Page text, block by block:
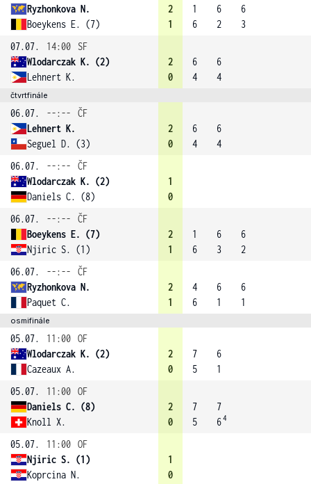
Ryzhonkova N.
Boeykens E. (7)
2
1
1
6
6
2
6
3
07.07.
14:00
SF
Wlodarczak K. (2)
Lehnert K.
2
0
6
4
6
4
čtvrtfinále
06.07. --:--
ČF
Lehnert K.
Seguel D. (3)
2
0
6
4
6
4
06.07.
--:--
ČF
Wlodarczak K. (2)
Daniels C. (8)
1
0
06.07.
--:--
ČF
Boeykens E. (7)
Njiric S. (1)
2
1
1
6
6
3
6
2
06.07.
--:--
ČF
Ryzhonkova N.
Paquet C.
2
1
4
6
6
1
6
1
osmifinále
05.07. 11:00 OF
Wlodarczak K. (2)
Cazeaux A.
2
0
7
5
6
1
05.07.
11:00 OF
Daniels C. (8)
Knoll X.
2
0
7
5
7
64
05.07. 11:00 OF
Njiric S. (1)
Koprcina N.
1
0